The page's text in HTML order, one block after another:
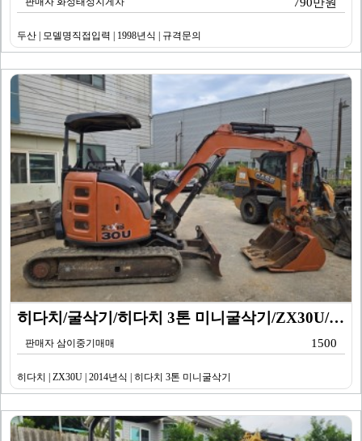
두산 | 모델명직접입력 | 1998년식 | 규격문의
히다치/굴삭기/히다치 3톤 미니굴삭기/ZX30U/201…
판매자 삼이중기매매 1500
히다치 | ZX30U | 2014년식 | 히다치 3톤 미니굴삭기